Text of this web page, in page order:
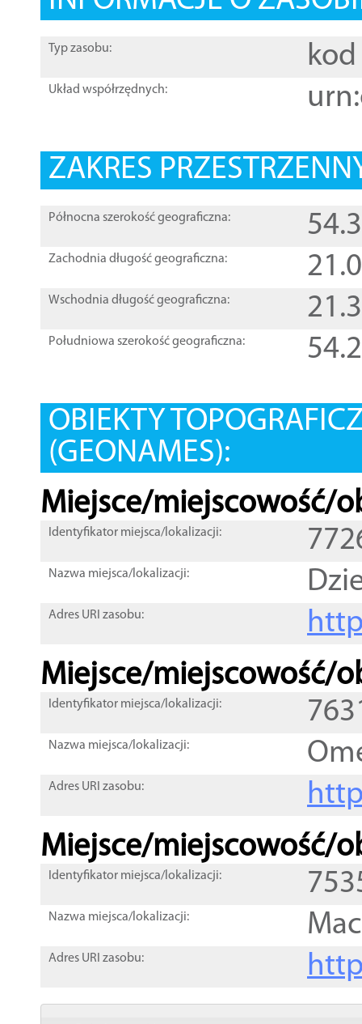
Typ zasobu: kod
Układ współrzędnych:
ZAKRES
Północna szerokość geograficzna:
Zachodnia długość geograficzna:
Wschodnia długość geograficzna:
Południowa szerokość geograficzna:
OBIEKTY
(GEONAMES):
Miejsce/miejscowość/
Identyfikator miejsca/lokalizacji:
Nazwa miejsca/lokalizacji:
Adres URI zasobu:
Miejsce/miejscowość/
Identyfikator miejsca/lokalizacji:
Nazwa miejsca/lokalizacji:
Adres URI zasobu:
Miejsce/miejscowość/
Identyfikator miejsca/lokalizacji:
Nazwa miejsca/lokalizacji:
Adres URI zasobu: